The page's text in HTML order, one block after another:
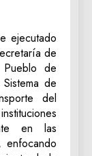
ejecutado
de
de
de
del
en las
enfocando